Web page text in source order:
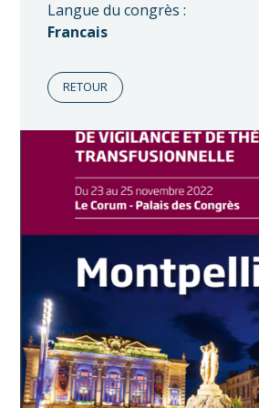
Langue du congrès :
Francais
RETOUR